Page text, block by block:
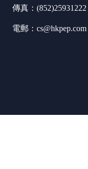
傳真：(852)25931222
電郵：cs@hkpep.com